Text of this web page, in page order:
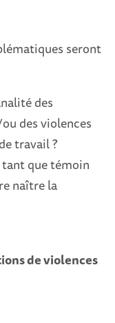
seront
des
des violences
travail ?
que témoin
naître la
de violences